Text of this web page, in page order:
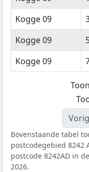
Kogge 09
Kogge 09
Kogge 09
Bovenstaande tabel
postcodegebied 8242
postcode 8242AD in de
2026.